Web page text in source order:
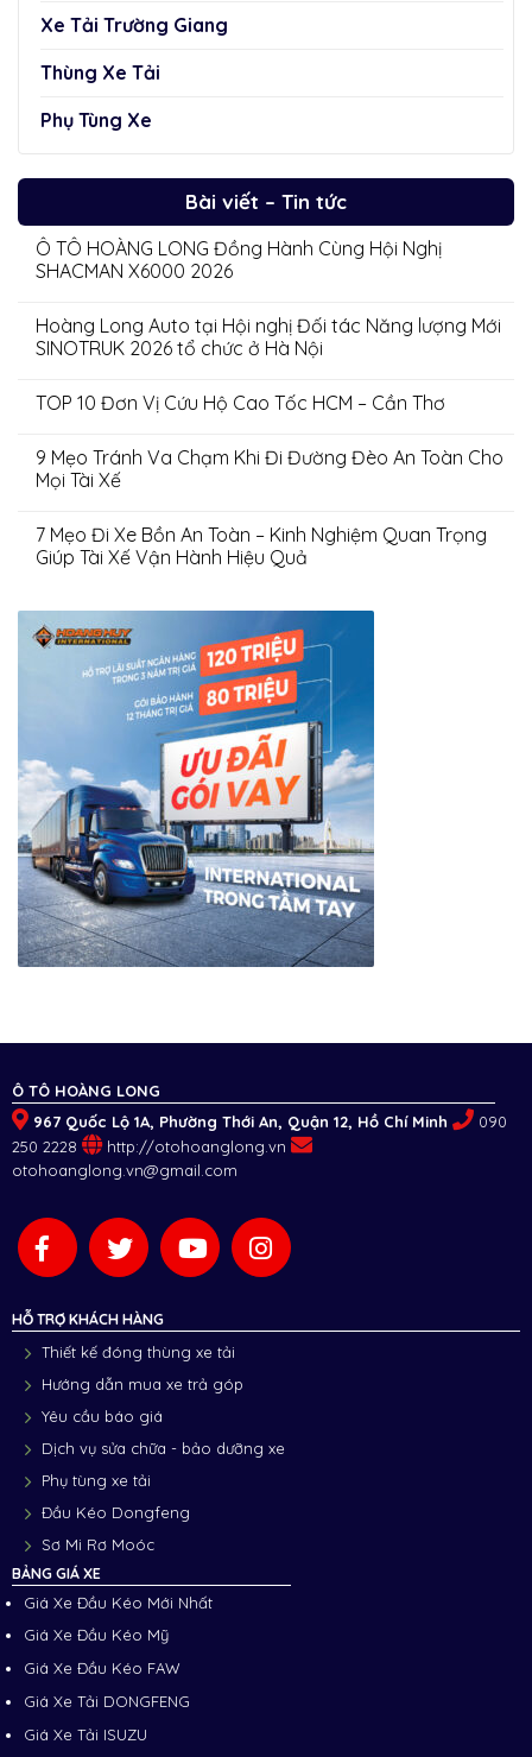
Xe Tải Trường Giang
Thùng Xe Tải
Phụ Tùng Xe
Bài viết – Tin tức
Ô TÔ HOÀNG LONG Đồng Hành Cùng Hội Nghị
SHACMAN X6000 2026
Hoàng Long Auto tại Hội nghị Đối tác Năng lượng Mới
SINOTRUK 2026 tổ chức ở Hà Nội
TOP 10 Đơn Vị Cứu Hộ Cao Tốc HCM – Cần Thơ
9 Mẹo Tránh Va Chạm Khi Đi Đường Đèo An Toàn Cho
Mọi Tài Xế
7 Mẹo Đi Xe Bồn An Toàn – Kinh Nghiệm Quan Trọng
Giúp Tài Xế Vận Hành Hiệu Quả
Ô TÔ HOÀNG LONG
967 Quốc Lộ 1A, Phường Thới An, Quận 12, Hồ Chí Minh
090
250 2228
http://otohoanglong.vn
otohoanglong.vn@gmail.com
HỖ TRỢ KHÁCH HÀNG
Thiết kế đóng thùng xe tải
Hướng dẫn mua xe trả góp
Yêu cầu báo giá
Dịch vụ sửa chữa - bảo dưỡng xe
Phụ tùng xe tải
Đầu Kéo Dongfeng
Sơ Mi Rơ Moóc
BẢNG GIÁ XE
Giá Xe Đầu Kéo Mới Nhất
Giá Xe Đầu Kéo Mỹ
Giá Xe Đầu Kéo FAW
Giá Xe Tải DONGFENG
Giá Xe Tải ISUZU